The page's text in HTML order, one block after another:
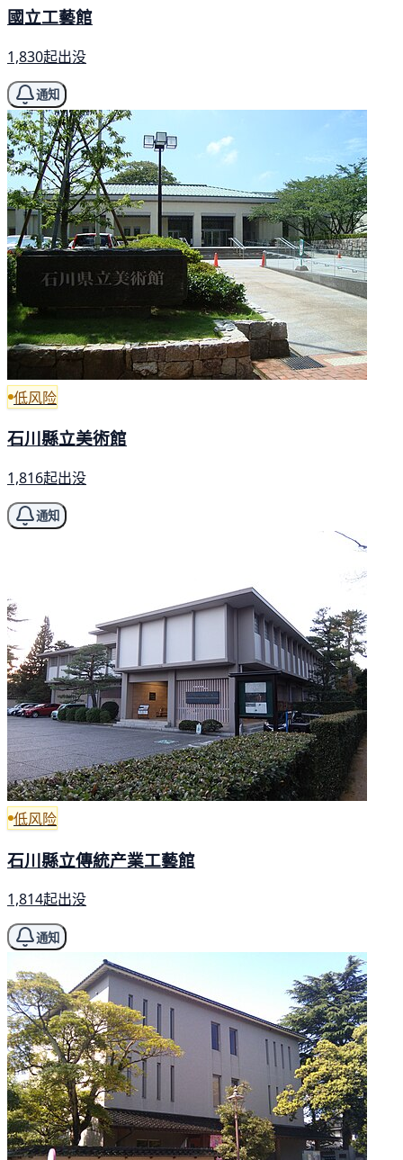
國立工藝館
1,830起出没
通知
低风险
石川縣立美術館
1,816起出没
通知
低风险
石川縣立傳統产業工藝館
1,814起出没
通知